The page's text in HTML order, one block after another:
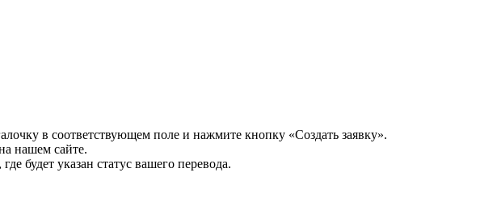
в соответствующем поле и нажмите кнопку «Создать заявку».
нашем сайте.
будет указан статус вашего перевода.